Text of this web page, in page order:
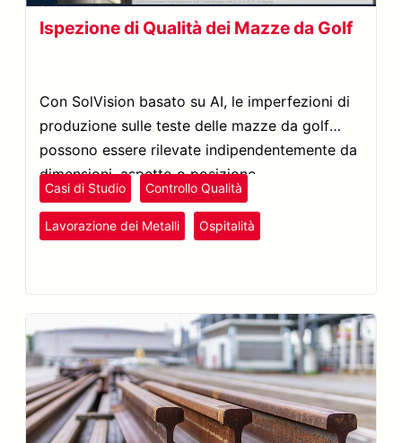
Ispezione di Qualità dei Mazze da Golf
Con SolVision basato su AI, le imperfezioni di
produzione sulle teste delle mazze da golf
possono essere rilevate indipendentemente da
dimensioni, aspetto o posizione.
Casi di Studio Controllo Qualità
Lavorazione dei Metalli Ospitalità